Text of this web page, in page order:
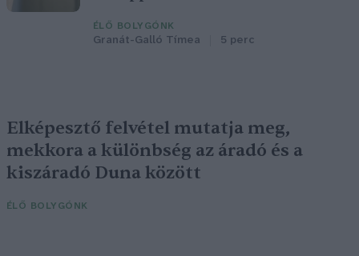
ÉLŐ BOLYGÓNK
Granát-Galló Tímea 5 perc
Elképesztő felvétel mutatja meg,
mekkora a különbség az áradó és a
kiszáradó Duna között
ÉLŐ BOLYGÓNK